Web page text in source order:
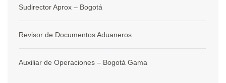
Sudirector Aprox – Bogotá
Revisor de Documentos Aduaneros
Auxiliar de Operaciones – Bogotá Gama